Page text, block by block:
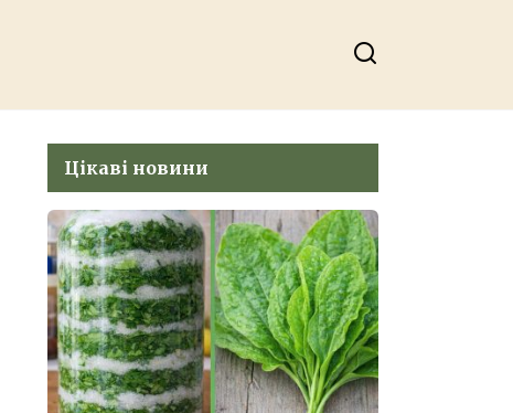
Цікаві новини
міцною: